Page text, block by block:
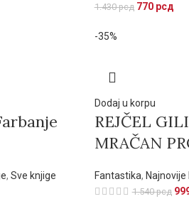
1.430рсд 770 рсд
, Sve knjige
-35%
Dodaj u korpu
REJČEL
MRAČAN
Fantastika, Najnovije
1.540рсд